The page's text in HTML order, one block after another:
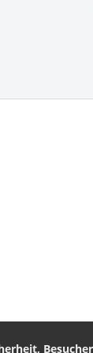
Leserservice